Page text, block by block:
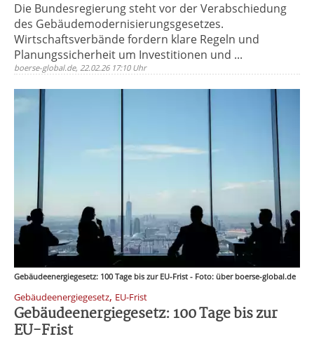
Die Bundesregierung steht vor der Verabschiedung
des Gebäudemodernisierungsgesetzes.
Wirtschaftsverbände fordern klare Regeln und
Planungssicherheit um Investitionen und ...
boerse-global.de, 22.02.26 17:10 Uhr
Gebäudeenergiegesetz: 100 Tage bis zur EU-Frist - Foto: über boerse-global.de
Gebäudeenergiegesetz, EU-Frist
Gebäudeenergiegesetz: 100 Tage bis zur
EU-Frist